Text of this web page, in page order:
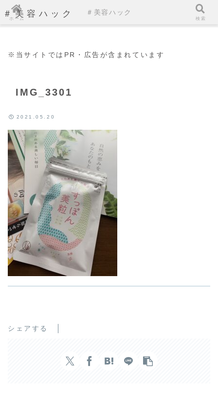
＃美容ハック
※当サイトではPR・広告が含まれています
IMG_3301
2021.05.20
シェアする
ホーム
＃美容ハック
検索